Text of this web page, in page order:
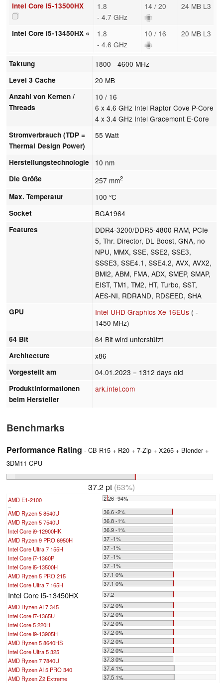
Intel Core i5-13500HX
1.8
- 4.7 GHz
14 / 20 24 MB L3
Intel Core i5-13450HX «
1.8
- 4.6 GHz
10 / 16 20 MB L3
Taktung 1800 - 4600 MHz
Level 3 Cache 20 MB
Anzahl von Kernen /
Threads
10 / 16
6 x 4.6 GHz Intel Raptor Cove P-Core
4 x 3.4 GHz Intel Gracemont E-Core
Stromverbrauch (TDP =
Thermal Design Power)
55 Watt
Herstellungstechnologie 10 nm
Die Größe 257 mm2
Max. Temperatur 100 °C
Socket BGA1964
Features
DDR4-3200/DDR5-4800 RAM, PCIe
5, Thr. Director, DL Boost, GNA, no
NPU, MMX, SSE, SSE2, SSE3,
SSSE3, SSE4.1, SSE4.2, AVX, AVX2,
BMI2, ABM, FMA, ADX, SMEP, SMAP,
EIST, TM1, TM2, HT, Turbo, SST,
AES-NI, RDRAND, RDSEED, SHA
GPU Intel UHD Graphics Xe 16EUs ( -
1450 MHz)
64 Bit 64 Bit wird unterstützt
Architecture x86
Vorgestellt am 04.01.2023 = 1312 days old
Produktinformationen
beim Hersteller
ark.intel.com
Benchmarks
Performance Rating - CB R15 + R20 + 7-Zip + X265 + Blender +
3DM11 CPU
37.2 pt (63%)
AMD E1-2100 2.26 -94%
AMD Ryzen 5 8540U
36.6 -2%
AMD Ryzen 5 7540U
36.8 -1%
Intel Core i9-12900HK
36.9 -1%
AMD Ryzen 9 PRO 6950H
37 -1%
Intel Core Ultra 7 155H
37 -1%
Intel Core i7-1360P
37 -1%
Intel Core i5-13500H
37 -1%
AMD Ryzen 5 PRO 215
37.1 0%
Intel Core Ultra 7 165H
37.1 0%
Intel Core i5-13450HX
37.2
AMD Ryzen AI 7 345
37.2 0%
Intel Core i7-1365U
37.2 0%
Intel Core 5 220H
37.2 0%
Intel Core i9-13905H
37.2 0%
AMD Ryzen 5 8640HS
37.2 0%
Intel Core Ultra 5 325
37.2 0%
AMD Ryzen 7 7840U
37.3 0%
AMD Ryzen AI 5 PRO 340
37.4 1%
AMD Ryzen Z2 Extreme
37.5 1%